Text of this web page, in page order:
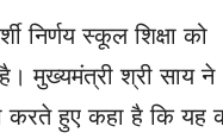
निर्णय स्कूल शिक्षा को
मुख्यमंत्री श्री साय ने
करते हुए कहा है कि यह